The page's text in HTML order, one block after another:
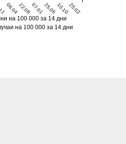
06.0422.0807.0125.0510.1025.02
на 100 000 за 14 дни
на 100 000 за 14 дни